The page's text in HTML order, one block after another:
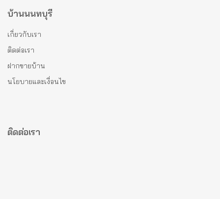
บ้านนนทบุรี
เกี่ยวกับเรา
ติดต่อเรา
ฝากขายบ้าน
นโยบายและเงื่อนไข
ติดต่อเรา